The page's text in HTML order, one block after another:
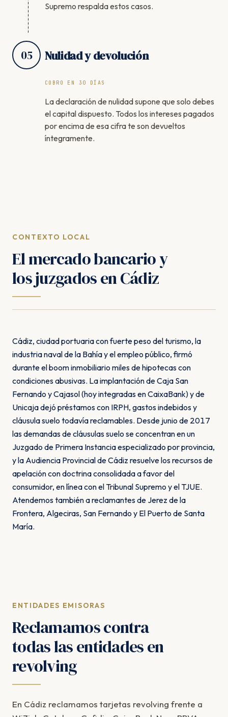
Supremo respalda estos casos.
05 Nulidad y devolución
COBRO EN 30 DÍAS
La declaración de nulidad supone que solo debes
el capital dispuesto. Todos los intereses pagados
por encima de esa cifra te son devueltos
íntegramente.
CONTEXTO LOCAL
El mercado bancario y
los juzgados en Cádiz
Cádiz, ciudad portuaria con fuerte peso del turismo, la
industria naval de la Bahía y el empleo público, firmó
durante el boom inmobiliario miles de hipotecas con
condiciones abusivas. La implantación de Caja San
Fernando y Cajasol (hoy integradas en CaixaBank) y de
Unicaja dejó préstamos con IRPH, gastos indebidos y
cláusula suelo todavía reclamables. Desde junio de 2017
las demandas de cláusulas suelo se concentran en un
Juzgado de Primera Instancia especializado por provincia,
y la Audiencia Provincial de Cádiz resuelve los recursos de
apelación con doctrina consolidada a favor del
consumidor, en línea con el Tribunal Supremo y el TJUE.
Atendemos también a reclamantes de Jerez de la
Frontera, Algeciras, San Fernando y El Puerto de Santa
María.
ENTIDADES EMISORAS
Reclamamos contra
todas las entidades en
revolving
En Cádiz reclamamos tarjetas revolving frente a